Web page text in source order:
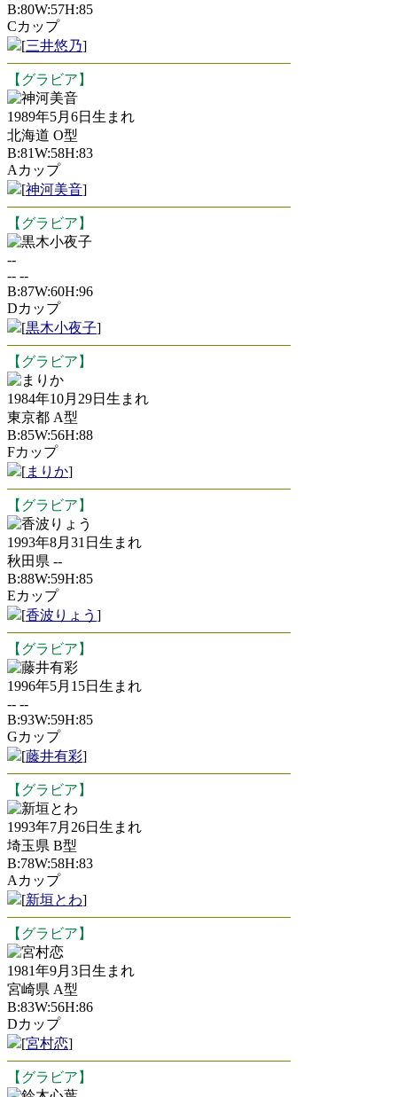
B:80W:57H:85
Cカップ
[三井悠乃]
【グラビア】
神河美音
1989年5月6日生まれ
北海道 O型
B:81W:58H:83
Aカップ
[神河美音]
【グラビア】
黒木小夜子
--
-- --
B:87W:60H:96
Dカップ
[黒木小夜子]
【グラビア】
まりか
1984年10月29日生まれ
東京都 A型
B:85W:56H:88
Fカップ
[まりか]
【グラビア】
香波りょう
1993年8月31日生まれ
秋田県 --
B:88W:59H:85
Eカップ
[香波りょう ]
【グラビア】
藤井有彩
1996年5月15日生まれ
-- --
B:93W:59H:85
Gカップ
[藤井有彩]
【グラビア】
新垣とわ
1993年7月26日生まれ
埼玉県 B型
B:78W:58H:83
Aカップ
[新垣とわ]
【グラビア】
宮村恋
1981年9月3日生まれ
宮崎県 A型
B:83W:56H:86
Dカップ
[宮村恋]
【グラビア】